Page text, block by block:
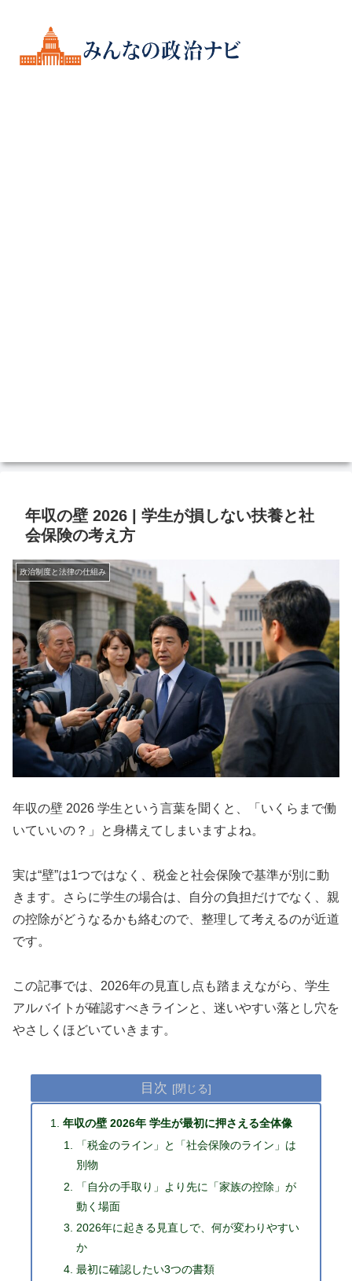
年収の壁 2026 | 学生が損しない扶養と社
会保険の考え方
政治制度と法律の仕組み
年収の壁 2026 学生という言葉を聞くと、「いくらまで働
いていいの？」と身構えてしまいますよね。
実は“壁”は1つではなく、税金と社会保険で基準が別に動
きます。さらに学生の場合は、自分の負担だけでなく、親
の控除がどうなるかも絡むので、整理して考えるのが近道
です。
この記事では、2026年の見直し点も踏まえながら、学生
アルバイトが確認すべきラインと、迷いやすい落とし穴を
やさしくほどいていきます。
目次
年収の壁 2026年 学生が最初に押さえる全体像
「税金のライン」と「社会保険のライン」は
別物
「自分の手取り」より先に「家族の控除」が
動く場面
2026年に起きる見直しで、何が変わりやすい
か
最初に確認したい3つの書類